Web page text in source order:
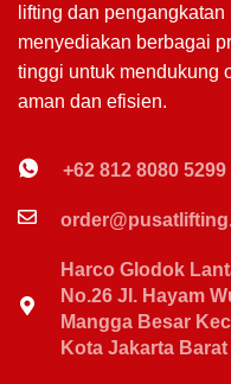
lifting dan
menyediakan berbagai
tinggi untuk mendukung
aman dan efisien.
+62 812 8080 5299
Harco Glodok
No.26 Jl. Hayam
Mangga Besar
Kota Jakarta Barat